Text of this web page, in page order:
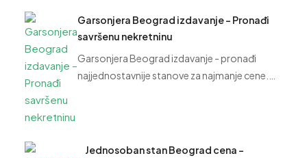
Garsonjera Beograd izdavanje – Pronađi
savršenu nekretninu
Garsonjera Beograd izdavanje - pronađi
najjednostavnije stanove za najmanje cene.…
Jednosoban stan Beograd cena –